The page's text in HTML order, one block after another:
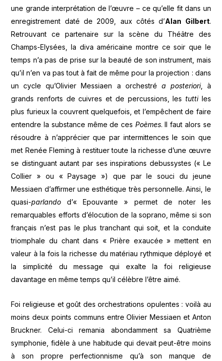
une grande interprétation de l’œuvre – ce qu’elle fit dans un
enregistrement daté de 2009, aux côtés d’Alan Gilbert.
Retrouvant ce partenaire sur la scène du Théâtre des
Champs-Elysées, la diva américaine montre ce soir que le
temps n’a pas de prise sur la beauté de son instrument, mais
qu’il n’en va pas tout à fait de même pour la projection : dans
un cycle qu’Olivier Messiaen a orchestré a posteriori, à
grands renforts de cuivres et de percussions, les tutti les
plus furieux la couvrent quelquefois, et l’empêchent de faire
entendre la substance même de ces Poèmes. Il faut alors se
résoudre à n’apprécier que par intermittences le soin que
met Renée Fleming à restituer toute la richesse d’une œuvre
se distinguant autant par ses inspirations debussystes (« Le
Collier » ou « Paysage ») que par le souci du jeune
Messiaen d’affirmer une esthétique très personnelle. Ainsi, le
quasi-parlandod’« Epouvante » permet de noter les
remarquables efforts d’élocution de la soprano, même si son
français n’est pas le plus tranchant qui soit, et la conduite
triomphale du chant dans « Prière exaucée » mettent en
valeur à la fois la richesse du matériau rythmique déployé et
la simplicité du message qui exalte la foi religieuse
davantage en même temps qu’il célèbre l’être aimé.
Foi religieuse et goût des orchestrations opulentes : voilà au
moins deux points communs entre Olivier Messiaen et Anton
Bruckner. Celui-ci remania abondamment sa Quatrième
symphonie, fidèle à une habitude qui devait peut-être moins
à son propre perfectionnisme qu’à son manque de